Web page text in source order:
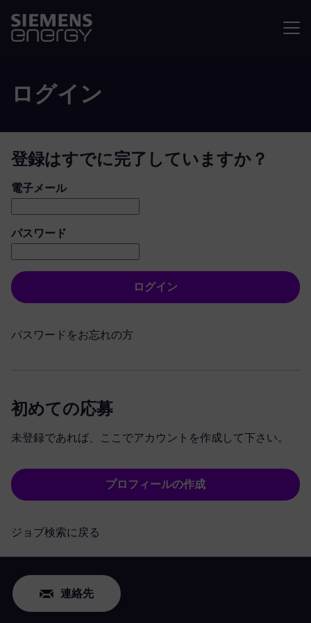
ログイン
登録はすでに完了していますか？
ログイン：ユーザーとパスワード
電子メール
パスワード
ログイン
パスワードをお忘れの方
初めての応募
未登録であれば、ここでアカウントを作成して下さい。
プロフィールの作成
ジョブ検索に戻る
連絡先